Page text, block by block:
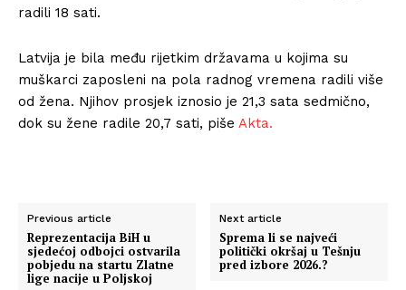
radili 18 sati.
Latvija je bila među rijetkim državama u kojima su
muškarci zaposleni na pola radnog vremena radili više
od žena. Njihov prosjek iznosio je 21,3 sata sedmično,
dok su žene radile 20,7 sati, piše Akta.
Previous article
Reprezentacija BiH u
sjedećoj odbojci ostvarila
pobjedu na startu Zlatne
lige nacije u Poljskoj
Next article
Sprema li se najveći
politički okršaj u Tešnju
pred izbore 2026.?